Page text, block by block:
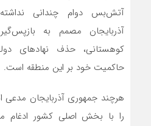
آتش‌بس دوام چندانی
آذربایجان مصمم به
کوهستانی، حذف نهاد‌های
حاکمیت خود بر این منطقه است.
هرچند جمهوری آذربایجان
را با بخش اصلی کشور ادغام